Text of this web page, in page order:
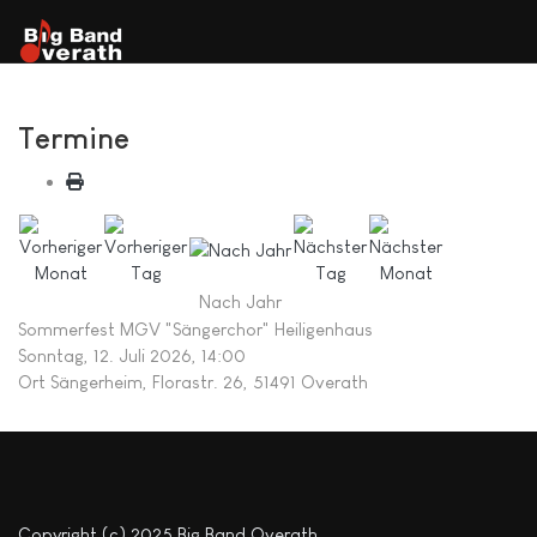
Termine
Nach Jahr
Sommerfest MGV "Sängerchor" Heiligenhaus
Sonntag, 12. Juli 2026, 14:00
Ort Sängerheim, Florastr. 26, 51491 Overath